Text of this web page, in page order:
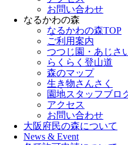
お問い合わせ
なるかわの森
なるかわの森TOP
ご利用案内
つつじ園・あじさ
らくらく登山道
森のマップ
生き物さんさく
園地スタッフブロ
アクセス
お問い合わせ
大阪府民の森について
News & Event